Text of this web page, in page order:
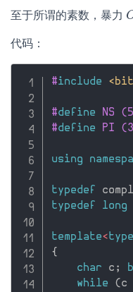
至于所谓的素数，暴力
代码：
#include
#define NS
#define PI
using
typedef
typedef
long
template<
{
char c ;
while
(c